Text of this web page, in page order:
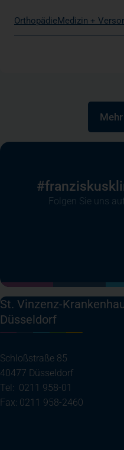
OrthopädieMedizin +
Folgen Sie uns
St. Vinzenz-
Düsseldorf
Schloßstraße 85
40477 Düsseldorf
Tel: 0211 958-01
Fax: 0211 958-2460